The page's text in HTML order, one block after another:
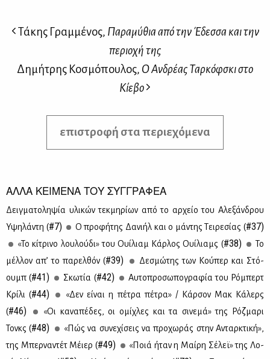
Τάκης Γραμμένος, Παραμύθια από την Έδεσσα και την
περιοχή της
Δημήτρης Κοσμόπουλος, Ο Ανδρέας Ταρκόφσκι στο
Κίεβο
επιστροφή στα περιεχόμενα
ΑΛΛΑ ΚΕΙΜΕΝΑ ΤΟΥ ΣΥΓΓΡΑΦΕΑ
Δειγ­μα­το­λη­ψία υλι­κών τεκ­μη­ρί­ων από το αρ­χείο του Αλε­ξάν­δρου
Υψη­λά­ντη (#7) Ο προ­φή­της Δα­νι­ήλ και ο μά­ντης Τει­ρε­σί­ας (#37)
«Το κί­τρι­νο λου­λού­δι» του Ουί­λιαμ Κάρ­λος Ουί­λιαμς (#38)
Το
μέλ­λον απ’ το πα­ρελ­θόν (#39)
Δε­σμώ­της των Κού­περ και Στό­
ουμπ (#41) Σκω­τία (#42)
Αυ­το­προ­σω­πο­γρα­φία του Ρό­μπερτ
Κρί­λι (#44)
«Δεν εί­ναι η πέ­τρα πέ­τρα» / Κάρ­σον Μακ Κά­λερς
(#46)
«Οι κα­να­πέ­δες, οι ομί­χλες και τα σι­νε­μά» της Ρόζ­μα­ρι
Τονκς (#48)
«Πώς να συ­νε­χί­σεις να προ­χω­ράς στην Ανταρ­κτι­κή»,
της Μπερ­να­ντέτ Μέιερ (#49)
«Ποιά ήταν η Μαί­ρη Σέ­λεϊ» της Λο­